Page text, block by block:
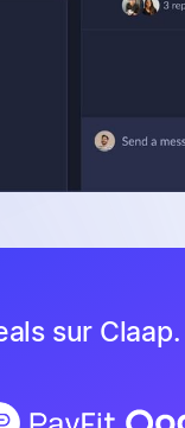
sur Claap.